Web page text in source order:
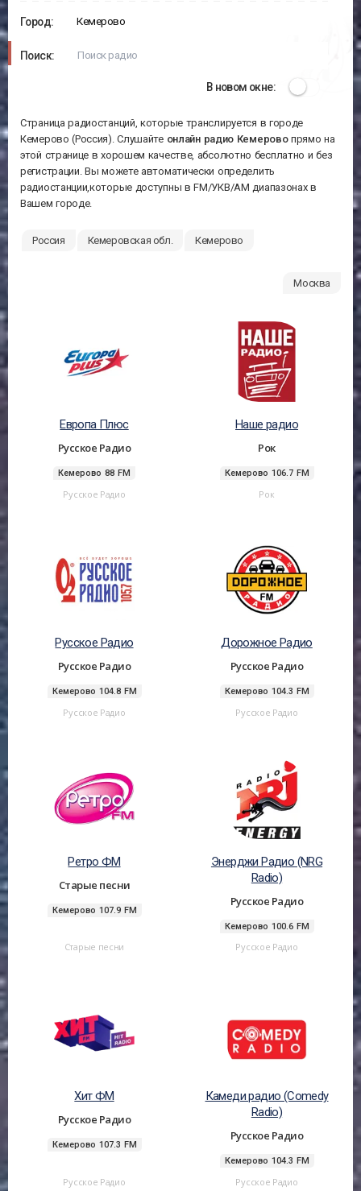
Город:
Поиск:
В новом окне:
Страница радиостанций, которые транслируется в городе
Кемерово (Россия). Слушайте онлайн радио Кемеровопрямо на
этой странице в хорошем качестве, абсолютно бесплатно и без
регистрации. Вы можете автоматически определить
радиостанции,которые доступны в FM/УКВ/АМ диапазонах в
Вашем городе.
Россия Кемеровская обл. Кемерово
Москва
Европа Плюс
Русское Радио
Кемерово 88 FM
Русское Радио
Наше радио
Рок
Кемерово 106.7 FM
Рок
Русское Радио
Русское Радио
Кемерово 104.8 FM
Русское Радио
Дорожное Радио
Русское Радио
Кемерово 104.3 FM
Русское Радио
Ретро ФМ
Старые песни
Кемерово 107.9 FM
Старые песни
Энерджи Радио (NRG
Radio)
Русское Радио
Кемерово 100.6 FM
Русское Радио
Хит ФМ
Русское Радио
Кемерово 107.3 FM
Русское Радио
Камеди радио (Comedy
Radio)
Русское Радио
Кемерово 104.3 FM
Русское Радио